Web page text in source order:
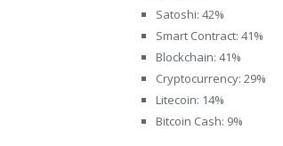
Satoshi: 42%
Smart Contract: 41%
Blockchain: 41%
Cryptocurrency: 29%
Litecoin: 14%
Bitcoin Cash: 9%